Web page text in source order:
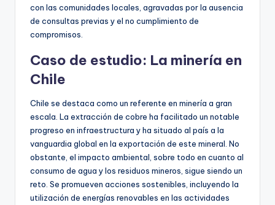
con las comunidades locales, agravadas por la ausencia
de consultas previas y el no cumplimiento de
compromisos.
Caso de estudio: La minería en
Chile
Chile se destaca como un referente en minería a gran
escala. La extracción de cobre ha facilitado un notable
progreso en infraestructura y ha situado al país a la
vanguardia global en la exportación de este mineral. No
obstante, el impacto ambiental, sobre todo en cuanto al
consumo de agua y los residuos mineros, sigue siendo un
reto. Se promueven acciones sostenibles, incluyendo la
utilización de energías renovables en las actividades